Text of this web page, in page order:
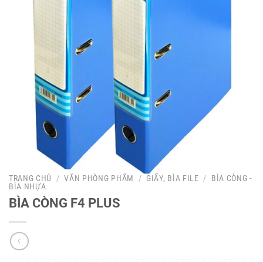
TRANG CHỦ / VĂN PHÒNG PHẨM / GIẤY, BÌA FILE /
BÌA CÒNG -
BÌA NHỰA
BÌA CÒNG F4 PLUS